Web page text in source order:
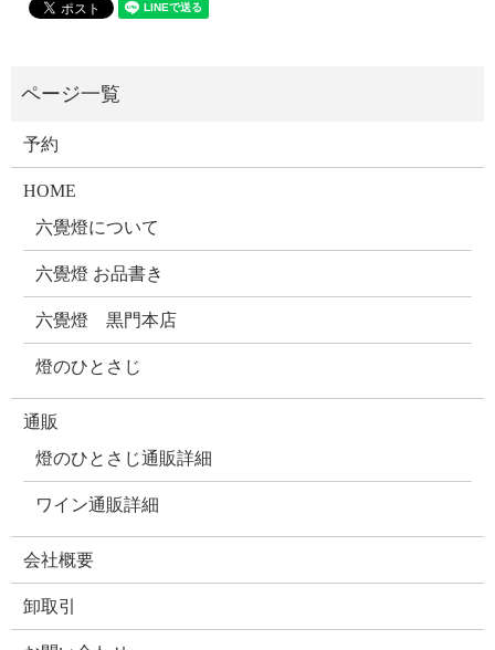
予約
HOME
六覺燈について
六覺燈 お品書き
六覺燈 黒門本店
燈のひとさじ
通販
燈のひとさじ通販詳細
ワイン通販詳細
会社概要
卸取引